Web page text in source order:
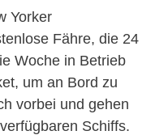
Yorker
Fähre, die 24
Woche in Betrieb
um an Bord zu
vorbei und gehen
Schiffs.